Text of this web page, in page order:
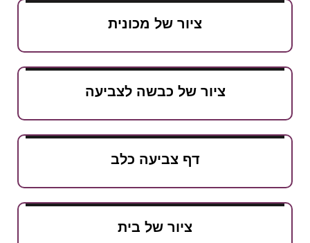
ציור של מכונית
ציור של כבשה לצביעה
דף צביעה כלב
ציור של בית